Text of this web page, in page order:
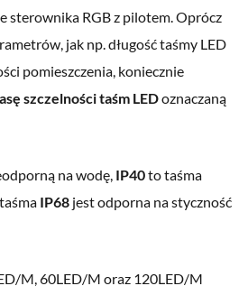
sterownika RGB z pilotem. Oprócz
jak np. długość taśmy LED
pomieszczenia, koniecznie
szczelności taśm LEDoznaczaną
na wodę, IP40to taśma
IP68 jest odporna na styczność
M, 60LED/M oraz 120LED/M